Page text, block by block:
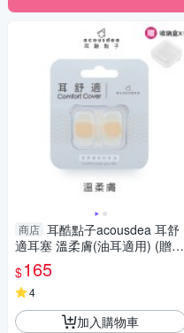
商店 耳酷點子acousdea 耳舒
適耳塞 溫柔膚(油耳適用) (贈透
明收納盒)
$165
4
加入購物車